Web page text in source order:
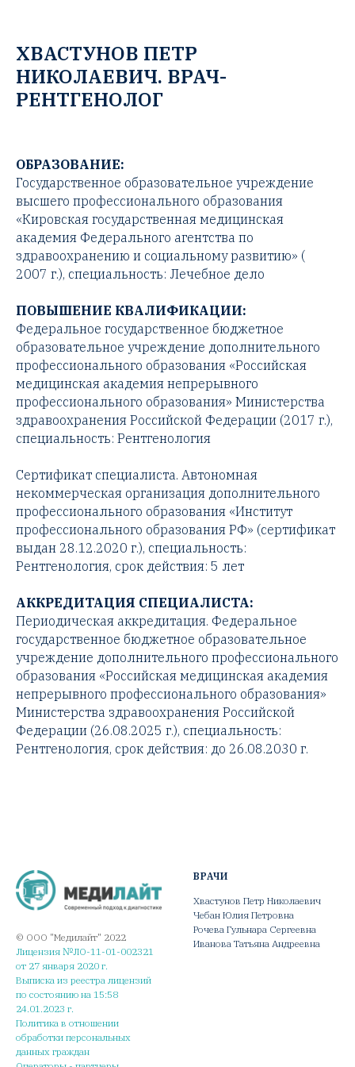
ХВАСТУНОВ ПЕТР
НИКОЛАЕВИЧ. ВРАЧ-
РЕНТГЕНОЛОГ
ОБРАЗОВАНИЕ:
Государственное образовательное учреждение
высшего профессионального образования
«Кировская государственная медицинская
академия Федерального агентства по
здравоохранению и социальному развитию» (
2007 г.), специальность: Лечебное дело
ПОВЫШЕНИЕ КВАЛИФИКАЦИИ:
Федеральное государственное бюджетное
образовательное учреждение дополнительного
профессионального образования «Российская
медицинская академия непрерывного
профессионального образования» Министерства
здравоохранения Российской Федерации (2017 г.),
специальность: Рентгенология
Сертификат специалиста. Автономная
некоммерческая организация дополнительного
профессионального образования «Институт
профессионального образования РФ» (сертификат
выдан 28.12.2020 г.), специальность:
Рентгенология, срок действия: 5 лет
АККРЕДИТАЦИЯ СПЕЦИАЛИСТА:
Периодическая аккредитация. Федеральное
государственное бюджетное образовательное
учреждение дополнительного профессионального
образования «Российская медицинская академия
непрерывного профессионального образования»
Министерства здравоохранения Российской
Федерации (26.08.2025 г.), специальность:
Рентгенология, срок действия: до 26.08.2030 г.
© ООО "Медилайт" 2022
Лицензия №ЛО-11-01-002321
от 27 января 2020 г.
Выписка из реестра лицензий
по состоянию на 15:58
24.01.2023 г.
Политика в отношении
обработки персональных
данных граждан
ВРАЧИ
Хвастунов Петр Николаевич
Чебан Юлия Петровна
Рочева Гульнара Сергеевна
Иванова Татьяна Андреевна